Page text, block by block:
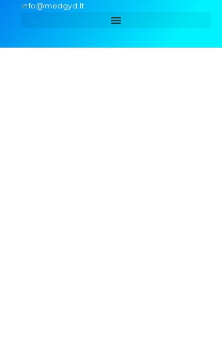
info@medgyd.lt